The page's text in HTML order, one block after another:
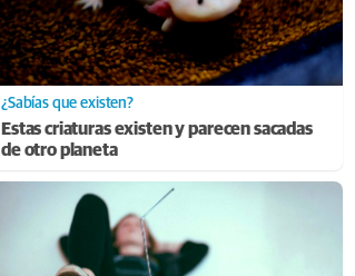
¿Sabías que existen?
Estas criaturas existen y parecen sacadas
de otro planeta